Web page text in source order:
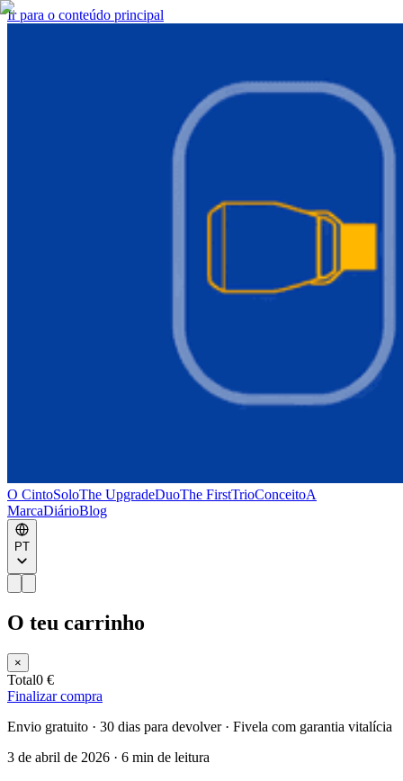
Ir para o conteúdo principal
O CintoSoloThe UpgradeDuoThe FirstTrioConceitoA
MarcaDiárioBlog
PT
O teu carrinho
×
Total0 €
Finalizar compra
Envio gratuito · 30 dias para devolver · Fivela com garantia vitalícia
3 de abril de 2026 · 6 min de leitura